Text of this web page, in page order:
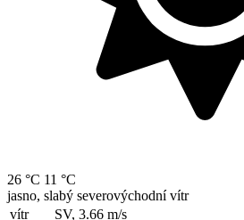
26 °C 11 °C
jasno, slabý severovýchodní vítr
vítr
SV, 3.66 m/s